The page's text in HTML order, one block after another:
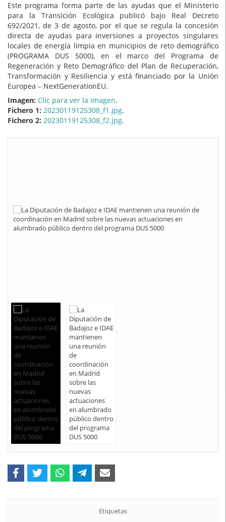
Este programa forma parte de las ayudas que el Ministerio
para la Transición Ecológica publicó bajo Real Decreto
692/2021, de 3 de agosto, por el que se regula la concesión
directa de ayudas para inversiones a proyectos singulares
locales de energía limpia en municipios de reto demográfico
(PROGRAMA DUS 5000), en el marco del Programa de
Regeneración y Reto Demográfico del Plan de Recuperación,
Transformación y Resiliencia y está financiado por la Unión
Europea – NextGenerationEU.
Imagen: Clic para ver la imagen.
Fichero 1: 20230119125308_f1.jpg.
Fichero 2: 20230119125308_f2.jpg.
Etiquetas